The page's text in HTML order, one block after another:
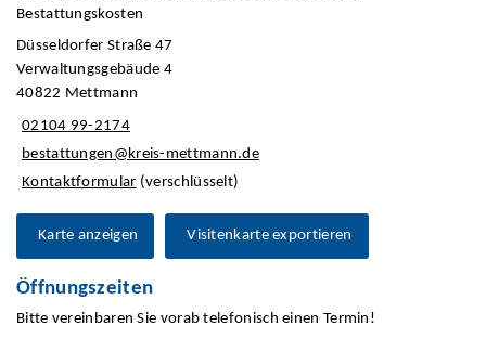
Bestattungskosten
Düsseldorfer Straße 47
Verwaltungsgebäude 4
40822 Mettmann
02104 99-2174
bestattungen@kreis-mettmann.de
Kontaktformular (verschlüsselt)
Karte anzeigen Visitenkarte exportieren
Öffnungszeiten
Bitte vereinbaren Sie vorab telefonisch einen Termin!